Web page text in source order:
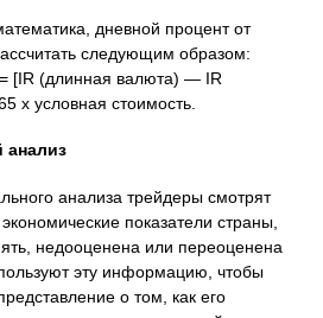
дневной процент от
следующим образом:
[IR (длинная валюта) — IR
x условная стоимость.
анализ
анализа трейдеры смотрят
показатели страны,
недооценена или переоценена
эту информацию, чтобы
о том, как его